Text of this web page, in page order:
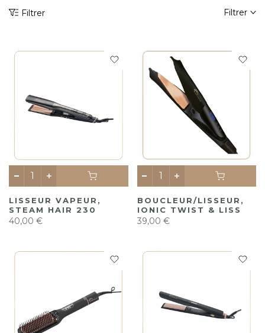
Filtrer Filtrer
LISSEUR VAPEUR,
STEAM HAIR 230
40,00 €
BOUCLEUR/LISSEUR,
IONIC TWIST & LISS
39,00 €